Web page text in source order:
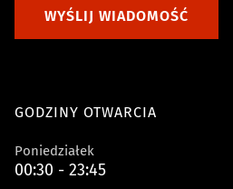
GODZINY OTWARCIA
Poniedziałek
00:30 - 23:45
WYŚLIJ WIADOMOŚĆ